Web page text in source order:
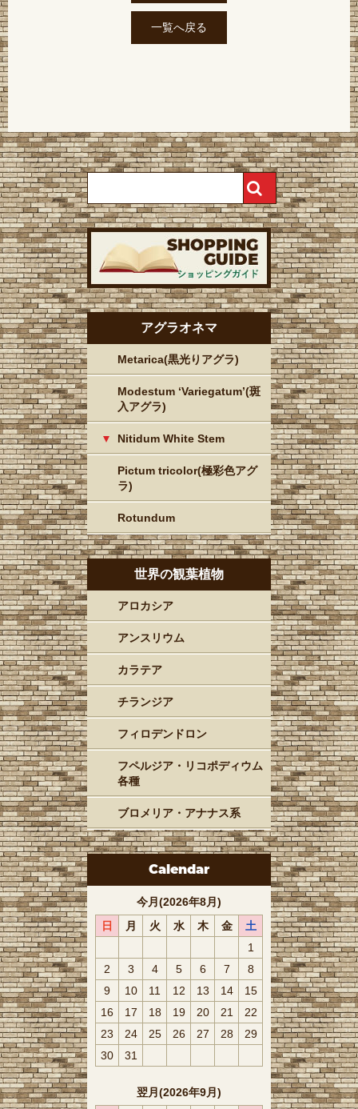
一覧へ戻る
アグラオネマ
Metarica(黒光りアグラ)
Modestum ‘Variegatum’(斑
入アグラ)
Nitidum White Stem
Pictum tricolor(極彩色アグ
ラ)
Rotundum
世界の観葉植物
アロカシア
アンスリウム
カラテア
チランジア
フィロデンドロン
フペルジア・リコポディウム
各種
ブロメリア・アナナス系
Calendar
今月(2026年8月)
日
月 火 水 木 金
土
1
2
3 4 5 6 7
8
9
10 11 12 13 14
15
16
17 18 19 20 21
22
23
24 25 26 27 28
29
30
31
翌月(2026年9月)